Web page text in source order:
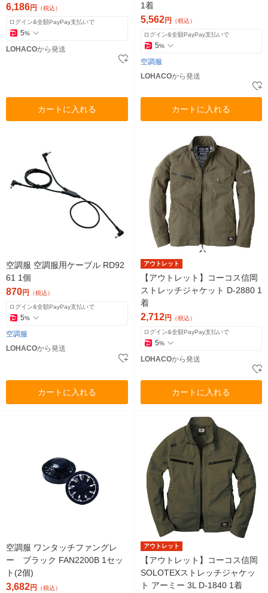
6,186円 （税込）
ログイン&全額PayPay支払いで
5%
LOHACOから発送
カートに入れる
1着
5,562円 （税込）
ログイン&全額PayPay支払いで
5%
空調服
LOHACOから発送
カートに入れる
空調服 空調服用ケーブル RD92
61 1個
870円 （税込）
ログイン&全額PayPay支払いで
5%
空調服
LOHACOから発送
カートに入れる
アウトレット
【アウトレット】コーコス信岡
ストレッチジャケット D-2880 1
着
2,712円 （税込）
ログイン&全額PayPay支払いで
5%
LOHACOから発送
カートに入れる
空調服 ワンタッチファングレ
ー ブラック FAN2200B 1セッ
ト(2個)
3,682円 （税込）
アウトレット
【アウトレット】コーコス信岡
SOLOTEXストレッチジャケッ
ト アーミー 3L D-1840 1着